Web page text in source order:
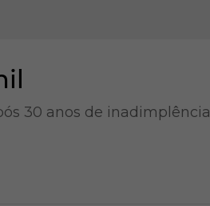
30 anos de inadimplência